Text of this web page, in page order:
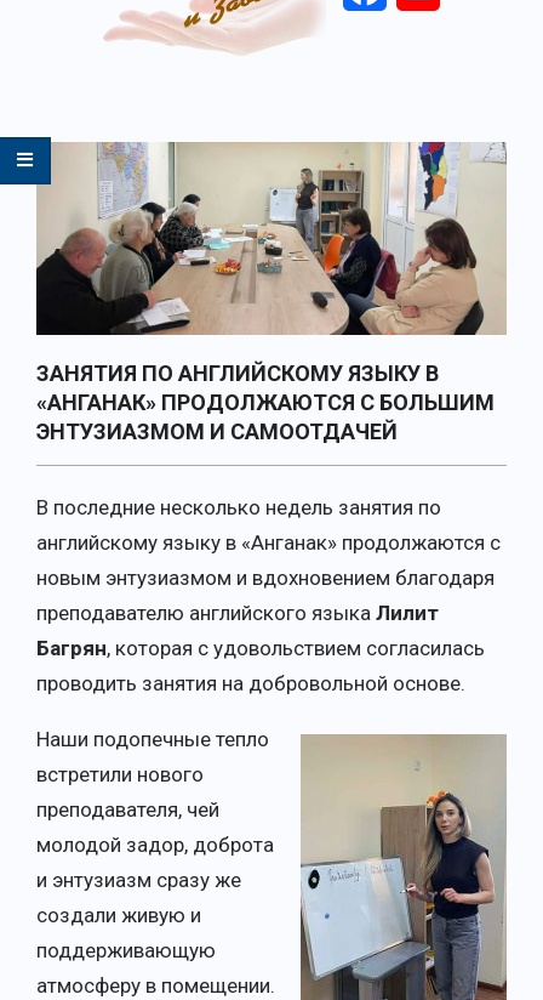
Navigation
Menu
ЗАНЯТИЯ ПО АНГЛИЙСКОМУ ЯЗЫКУ В
«АНГАНАК» ПРОДОЛЖАЮТСЯ С БОЛЬШИМ
ЭНТУЗИАЗМОМ И САМООТДАЧЕЙ
В последние несколько недель занятия по
английскому языку в «Анганак» продолжаются с
новым энтузиазмом и вдохновением благодаря
преподавателю английского языка Лилит
Багрян, которая с удовольствием согласилась
проводить занятия на добровольной основе.
Наши подопечные тепло
встретили нового
преподавателя, чей
молодой задор, доброта
и энтузиазм сразу же
создали живую и
поддерживающую
атмосферу в помещении.